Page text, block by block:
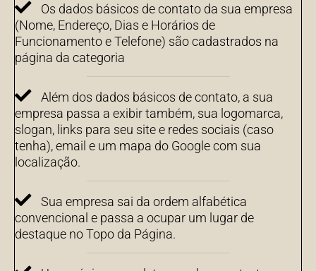
Os dados básicos de contato da sua empresa
(Nome, Endereço, Dias e Horários de
Funcionamento e Telefone) são cadastrados na
página da categoria
Além dos dados básicos de contato, a sua
empresa passa a exibir também, sua logomarca,
slogan, links para seu site e redes sociais (caso
tenha), email e um mapa do Google com sua
localização.
Sua empresa sai da ordem alfabética
convencional e passa a ocupar um lugar de
destaque no Topo da Página.